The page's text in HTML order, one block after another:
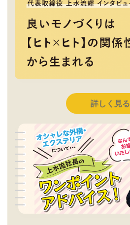
詳しく見る